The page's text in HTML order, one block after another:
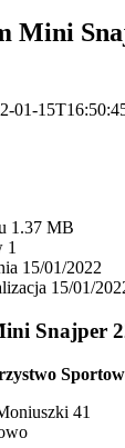
Mini
01-
1.37 MB
1
15/01/2022
15/01/
Snajper
41